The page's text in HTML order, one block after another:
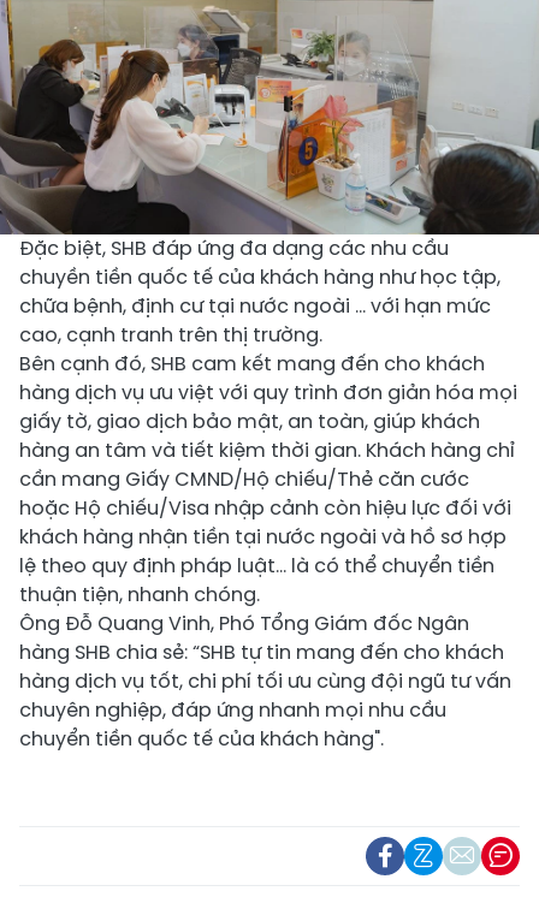
Đặc biệt, SHB đáp ứng đa dạng các nhu cầu
chuyền tiền quốc tế của khách hàng như học tập,
chữa bệnh, định cư tại nước ngoài … với hạn mức
cao, cạnh tranh trên thị trường.
Bên cạnh đó, SHB cam kết mang đến cho khách
hàng dịch vụ ưu việt với quy trình đơn giản hóa mọi
giấy tờ, giao dịch bảo mật, an toàn, giúp khách
hàng an tâm và tiết kiệm thời gian. Khách hàng chỉ
cần mang Giấy CMND/Hộ chiếu/Thẻ căn cước
hoặc Hộ chiếu/Visa nhập cảnh còn hiệu lực đối với
khách hàng nhận tiền tại nước ngoài và hồ sơ hợp
lệ theo quy định pháp luật… là có thể chuyển tiền
thuận tiện, nhanh chóng.
Ông Đỗ Quang Vinh, Phó Tổng Giám đốc Ngân
hàng SHB chia sẻ:“SHB tự tin mang đến cho khách
hàng dịch vụ tốt, chi phí tối ưu cùng đội ngũ tư vấn
chuyên nghiệp, đáp ứng nhanh mọi nhu cầu
chuyển tiền quốc tế của khách hàng".